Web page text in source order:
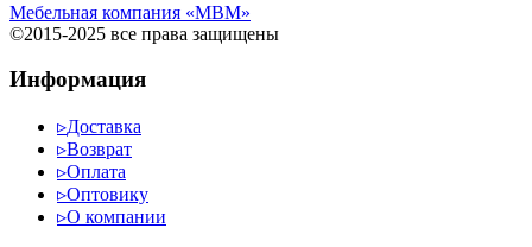
Мебельная компания «МВМ»
©2015-2025 все права защищены
Информация
▹Доставка
▹Возврат
▹Оплата
▹Оптовику
▹О компании